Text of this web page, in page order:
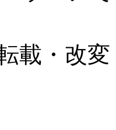
載・改